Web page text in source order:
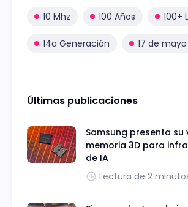
10 Mhz 100 Años 100+
14a Generación 17 de mayo
Últimas publicaciones
Samsung presenta su
memoria 3D para
de IA
Lectura de 2